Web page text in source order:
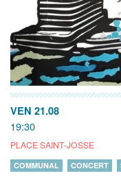
VEN 21.08
19:30
PLACE SAINT-JOSSE
COMMUNAL CONCERT